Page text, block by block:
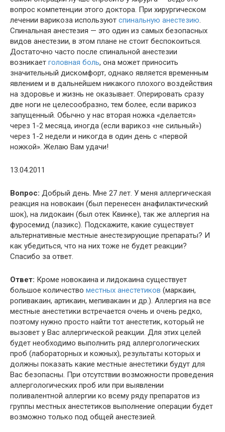
вопрос компетенции этого доктора. При хирургическом
лечении варикоза используют спинальную анестезию.
Спинальная анестезия — это один из самых безопасных
видов анестезии, в этом плане не стоит беспокоиться.
Достаточно часто после спинальной анестезии
возникает головная боль, она может приносить
значительный дискомфорт, однако является временным
явлением и в дальнейшем никакого плохого воздействия
на здоровье и жизнь не оказывает. Оперировать сразу
две ноги не целесообразно, тем более, если варикоз
запущенный. Обычно у нас вторая ножка «делается»
через 1-2 месяца, иногда (если варикоз «не сильный»)
через 1-2 недели и никогда в один день с «первой
ножкой». Желаю Вам удачи!
13.04.2011
Вопрос: Добрый день. Мне 27 лет. У меня аллергическая
реакция на новокаин (был перенесен анафилактический
шок), на лидокаин (был отек Квинке), так же аллергия на
фуросемид (лазикс). Подскажите, какие существует
альтернативные местные анестезирующие препараты? И
как убедиться, что на них тоже не будет реакции?
Спасибо за ответ.
Ответ: Кроме новокаина и лидокаина существует
большое количество местных анестетиков (маркаин,
ропивакаин, артикаин, мепивакаин и др.). Аллергия на все
местные анестетики встречается очень и очень редко,
поэтому нужно просто найти тот анестетик, который не
вызовет у Вас аллергической реакции. Для этих целей
будет необходимо выполнить ряд аллергологических
проб (лабораторных и кожных), результаты которых и
должны показать какие местные анестетики будут для
Вас безопасны. При отсутствии возможности проведения
аллергологических проб или при выявлении
поливалентной аллергии ко всему ряду препаратов из
группы местных анестетиков выполнение операции будет
возможно только под общей анестезией.